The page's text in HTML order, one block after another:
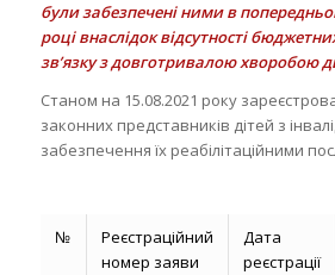
були забезпечені ними в
році внаслідок відсутності
зв’язку з довготривалою хворобою
Станом на 15.08.2021 року
законних представників дітей з
забезпечення їх реабілітаційними
№
Реєстраційний
номер заяви
Дата
реєстрації